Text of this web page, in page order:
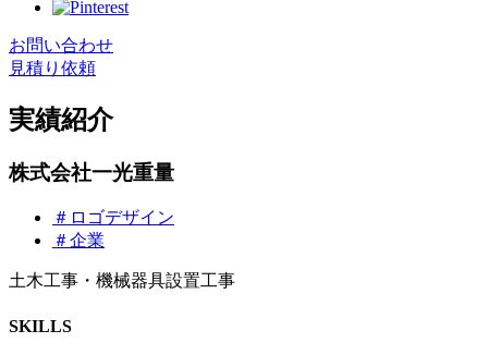
お問い合わせ
見積り依頼
実績紹介
株式会社一光重量
＃ロゴデザイン
＃企業
土木工事・機械器具設置工事
SKILLS